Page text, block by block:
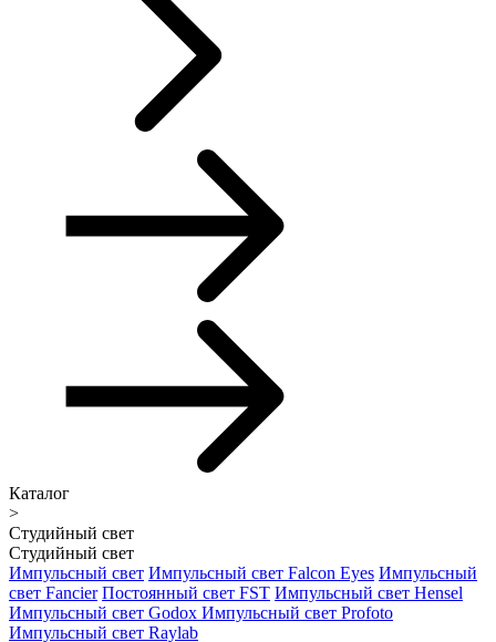
Каталог
>
Студийный свет
Студийный свет
Импульсный свет Импульсный свет Falcon Eyes Импульсный
свет Fancier Постоянный свет FST Импульсный свет Hensel
Импульсный свет Godox Импульсный свет Profoto
Импульсный свет Raylab